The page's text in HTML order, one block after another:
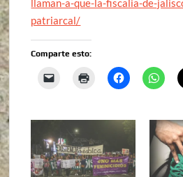
llaman-a-que-la-fiscalia-de-
patriarcal/
Comparte esto: